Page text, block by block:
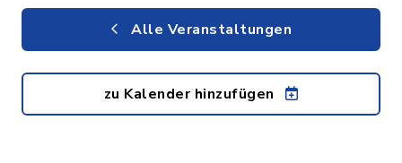
Alle Veranstaltungen
zu Kalender hinzufügen